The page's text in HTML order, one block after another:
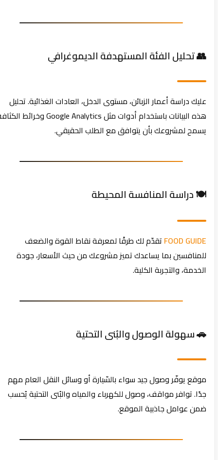
👥 تحليل الفئة المستهدفة الديموغرافي
عليك دراسة أعمار الزبائن، مستوى الدخل، العادات الغذائية. تحليل
هذه البيانات باستخدام أدوات مثل Google Analytics وخرائط الكثافة
يسمح لمشروعك بأن يتوافق مع الطلب الحقيقي.
🍽️ دراسة المنافسة المحيطة
FOOD GUIDEتقدّم لك طرقًا لمعرفة نقاط القوة والضعف
للمنافسين بما يساعدك تميز مشروعك من حيث الأسعار، جودة
الخدمة، والتجربة الكلية.
🚗 سهولة الوصول والبُنى التحتية
موقع يوفّر وصول جيد سواء بالسّيارة أو وسائل النقل العام مهم
جدًا. توافر مواقف، وصول للكهرباء والمياه والبُنى التحتية يُحسب
ضمن عوامل جاذبية الموقع.